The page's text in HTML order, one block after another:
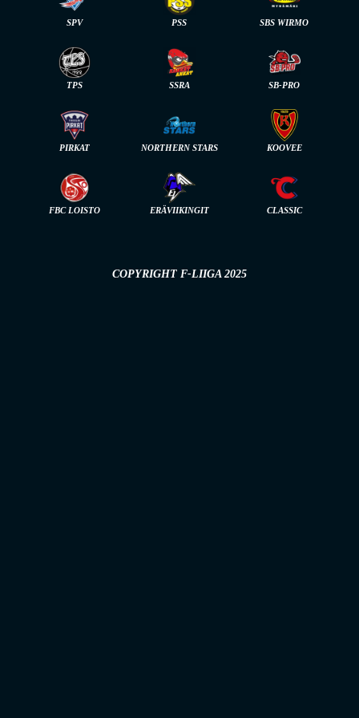
SPV PSS SBS WIRMO
TPS SSRA SB-PRO
PIRKAT NORTHERN STARS KOOVEE
FBC LOISTO ERÄVIIKINGIT CLASSIC
COPYRIGHT F-LIIGA 2025